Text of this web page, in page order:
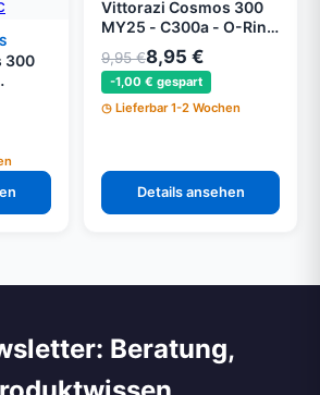
300
Vittorazi Cosmos 300
MY25 - C300a - O-Ring
Nbr Ø 16,0 x 2,50 mm
(Set von 5)
9,95 €8,95 €
-1,00 € gespart
Lieferbar 1-2 Wochen
Details ansehen
Beratung,